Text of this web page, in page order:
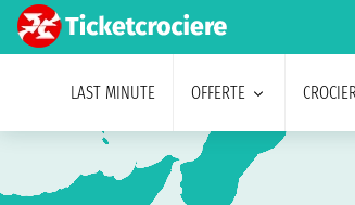
LAST MINUTE OFFERTE